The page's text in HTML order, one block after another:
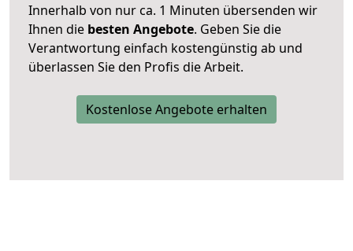
Innerhalb von nur ca. 1 Minuten übersenden wir
Ihnen die besten Angebote. Geben Sie die
Verantwortung einfach kostengünstig ab und
überlassen Sie den Profis die Arbeit.
Kostenlose Angebote erhalten